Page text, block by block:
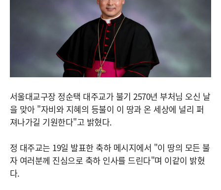
서울대교구장 정순택 대주교가 불기 2570년 부처님 오신 날
을 맞아 "자비와 지혜의 등불이 이 땅과 온 세상에 널리 퍼
져나가길 기원한다"고 밝혔다.
정 대주교는 19일 발표한 축하 메시지에서 "이 땅의 모든 불
자 여러분께 진심으로 축하 인사를 드린다"며 이같이 밝혔
다.